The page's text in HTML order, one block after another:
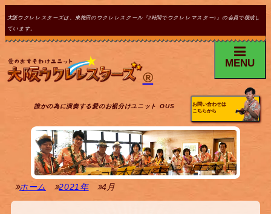
大阪ウクレレスターズは、東梅田のウクレレスクール『2時間でウクレレマスター♪』の会員で構成し
ています。
®
MENU
誰かの為に演奏する愛のお裾分けユニット OUS
お問い合わせは
こちらから
ホーム 2021年 4月